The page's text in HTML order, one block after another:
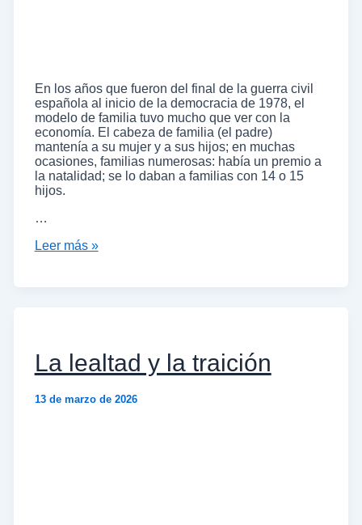
En los años que fueron del final de la guerra civil
española al inicio de la democracia de 1978, el
modelo de familia tuvo mucho que ver con la
economía. El cabeza de familia (el padre)
mantenía a su mujer y a sus hijos; en muchas
ocasiones, familias numerosas: había un premio a
la natalidad; se lo daban a familias con 14 o 15
hijos.
…
Leer más »
La lealtad y la traición
13 de marzo de 2026